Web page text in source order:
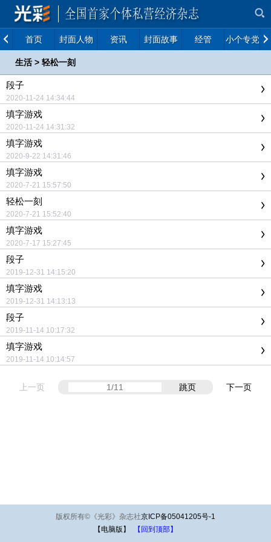
首页 封面人物 资讯 封面故事 经管 小个专党建
生活 > 轻松一刻
段子
2020-11-24 14:34:44
填字游戏
2020-11-24 14:31:32
填字游戏
2020-9-22 14:31:46
填字游戏
2020-7-21 15:57:50
轻松一刻
2020-7-21 15:52:40
填字游戏
2020-7-17 15:27:45
段子
2019-12-31 14:15:20
填字游戏
2019-12-31 14:13:13
段子
2019-11-14 10:17:32
填字游戏
2019-11-14 10:14:57
上一页 跳页 下一页
版权所有© 《光彩》杂志社京ICP备05041205号-1
【电脑版】
【回到顶部】